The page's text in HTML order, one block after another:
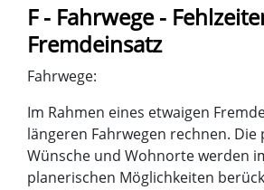
F - Fahrwege -
Fremdeinsatz
Fahrwege:
Im Rahmen eines etwaigen
längeren Fahrwegen rechnen. Die
Wünsche und Wohnorte werden
planerischen Möglichkeiten